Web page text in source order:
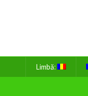
Limbă: